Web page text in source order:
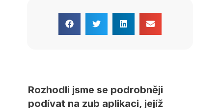
Rozhodli jsme se podrobněji
podívat na zub aplikaci, jejíž